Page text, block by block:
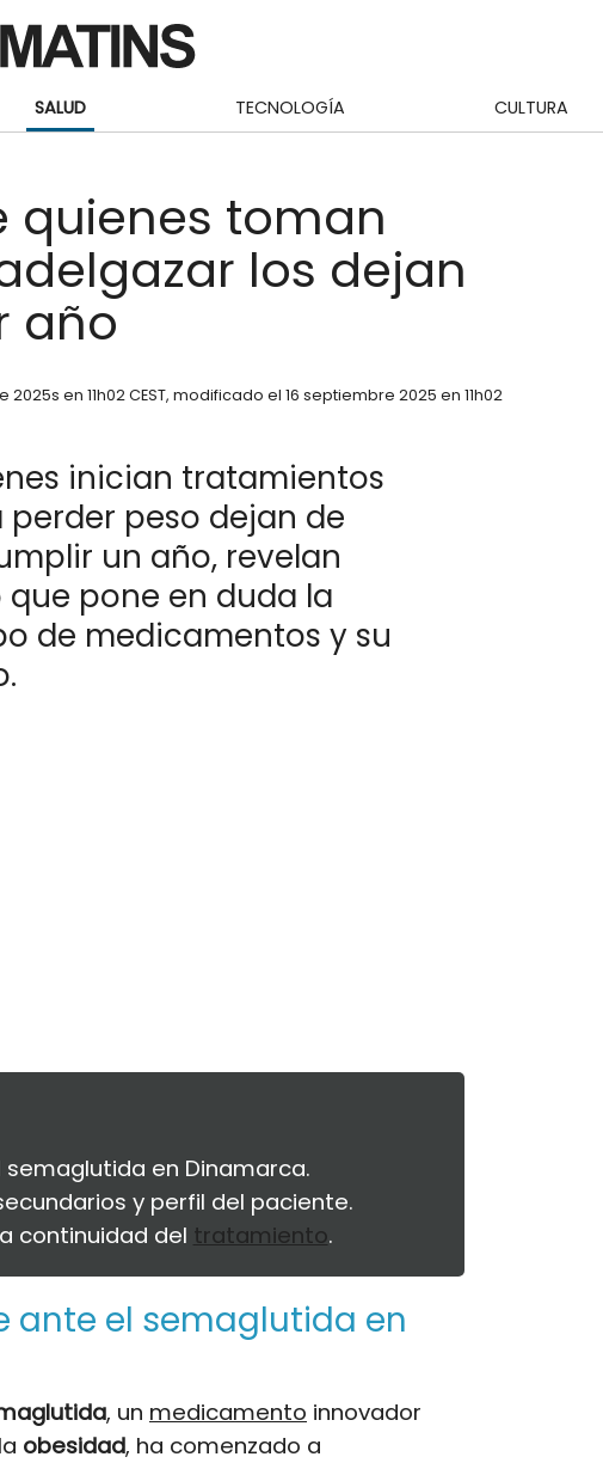
SALUD TECNOLOGÍA CULTURA
quienes toman
los dejan
año
2025s en 11h02 CEST, modificado el 16 septiembre 2025 en 11h02
inician tratamientos
peso dejan de
un año, revelan
pone en duda la
de medicamentos y su
en Dinamarca.
y perfil del paciente.
continuidad del tratamiento.
ante el semaglutida en
, un medicamento innovador
obesidad, ha comenzado a